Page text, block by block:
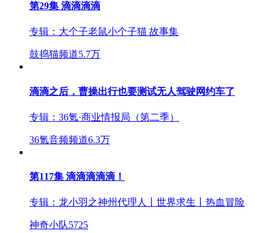
第29集 滴滴滴滴
专辑： 大个子老鼠小个子猫 故事集
鼓捣猫频道5.7万
滴滴之后，曹操出行也要测试无人驾驶网约车了
专辑： 36氪·商业情报局（第二季）
36氪音频频道6.3万
第117集 滴滴滴滴滴！
专辑： 龙小羽之神州代理人丨世界求生丨热血冒险
神奇小队5725